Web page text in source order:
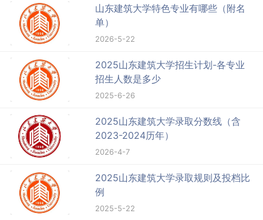
山东建筑大学特色专业有哪些（附名
单）
2026-5-22
2025山东建筑大学招生计划-各专业
招生人数是多少
2025-6-26
2025山东建筑大学录取分数线（含
2023-2024历年）
2026-4-7
2025山东建筑大学录取规则及投档比
例
2025-5-22